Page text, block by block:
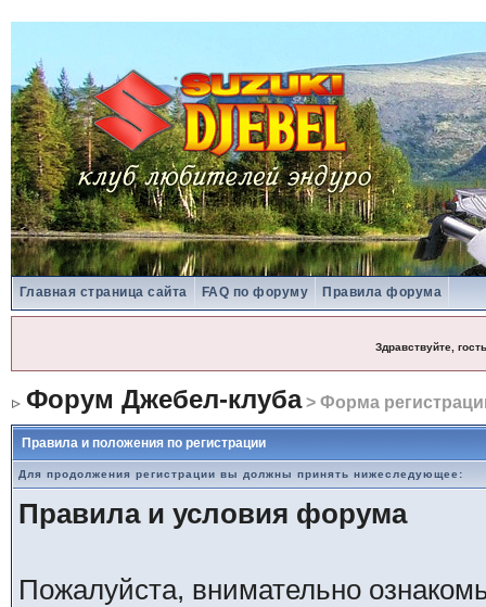
Главная страница сайта FAQ по форуму Правила форума
Здравствуйте, гость
Форум Джебел-клуба> Форма
Правила и положения по регистрации
Для продолжения регистрации вы должны принять нижеследующее:
Правила и условия форума
Пожалуйста, внимательно